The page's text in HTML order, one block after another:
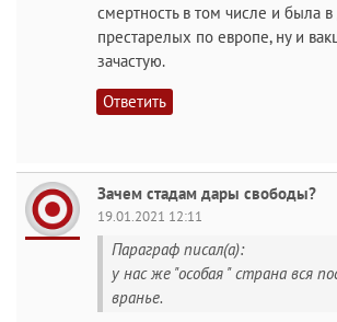
смертность в том числе и была
престарелых по европе, ну и
зачастую.
Ответить
Зачем стадам дары свободы?
19.01.2021 12:11
Параграф писал(а):
у нас же "особая " страна вся
вранье.